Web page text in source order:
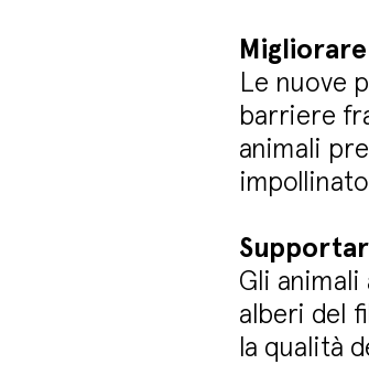
Le nuove
barriere
animali
Gli
alberi del
la qualità